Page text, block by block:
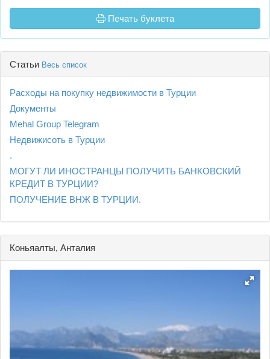
Печать буклета
Статьи Весь список
Расходы на покупку недвижимости в Турции
Документы
Mehal Group Telegram
Недвижисоть в Турции
.
МОГУТ ЛИ ИНОСТРАНЦЫ ПОЛУЧИТЬ БАНКОВСКИЙ
КРЕДИТ В ТУРЦИИ?
ПОЛУЧЕНИЕ ВНЖ В ТУРЦИИ.
Коньяалты, Анталия